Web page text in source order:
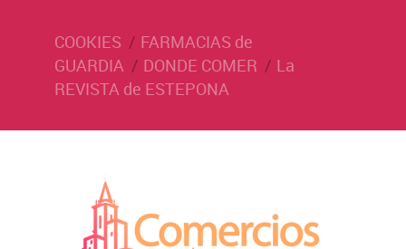
COOKIES
FARMACIAS de
GUARDIA
DONDE COMER
La
REVISTA de ESTEPONA